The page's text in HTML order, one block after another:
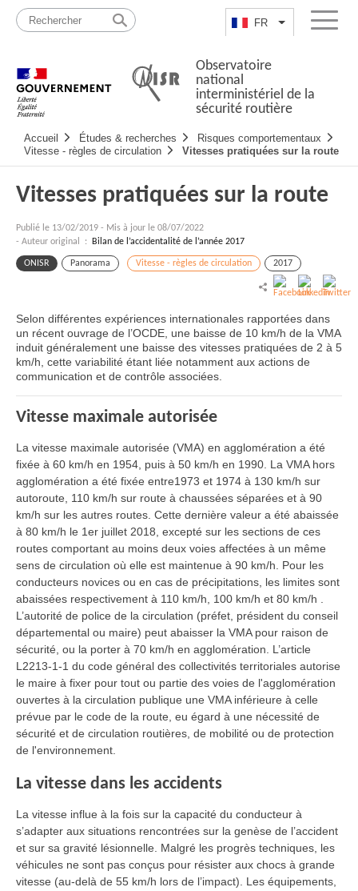
Passer
contenu
FR Lister lesMenu
Observatoire
national
interministériel de la
sécurité routière
principale
Accueil Études & recherches
Risques comportementaux
Vitesse - règles de circulation
Vitesses pratiquées sur la route
Vitesses pratiquées sur la route
Publié le 13/02/2019 - Mis à jour le 08/07/2022
- Auteur original :
Bilan de l’accidentalité de l’année 2017
ONISR Panorama Vitesse - règles de circulation 2017
Selon différentes expériences internationales rapportées dans
un récent ouvrage de l’OCDE, une baisse de 10 km/h de la VMA
induit généralement une baisse des vitesses pratiquées de 2 à 5
km/h, cette variabilité étant liée notamment aux actions de
communication et de contrôle associées.
Vitesse maximale autorisée
La vitesse maximale autorisée (VMA) en agglomération a été
fixée à 60 km/h en 1954, puis à 50 km/h en 1990. La VMA hors
agglomération a été fixée entre1973 et 1974 à 130 km/h sur
autoroute, 110 km/h sur route à chaussées séparées et à 90
km/h sur les autres routes. Cette dernière valeur a été abaissée
à 80 km/h le 1er juillet 2018, excepté sur les sections de ces
routes comportant au moins deux voies affectées à un même
sens de circulation où elle est maintenue à 90 km/h. Pour les
conducteurs novices ou en cas de précipitations, les limites sont
abaissées respectivement à 110 km/h, 100 km/h et 80 km/h .
L’autorité de police de la circulation (préfet, président du conseil
départemental ou maire) peut abaisser la VMA pour raison de
sécurité, ou la porter à 70 km/h en agglomération. L’article
L2213-1-1 du code général des collectivités territoriales autorise
le maire à fixer pour tout ou partie des voies de l'agglomération
ouvertes à la circulation publique une VMA inférieure à celle
prévue par le code de la route, eu égard à une nécessité de
sécurité et de circulation routières, de mobilité ou de protection
de l'environnement.
La vitesse dans les accidents
La vitesse influe à la fois sur la capacité du conducteur à
s’adapter aux situations rencontrées sur la genèse de l’accident
et sur sa gravité lésionnelle. Malgré les progrès techniques, les
véhicules ne sont pas conçus pour résister aux chocs à grande
vitesse (au-delà de 55 km/h lors de l’impact). Les équipements,